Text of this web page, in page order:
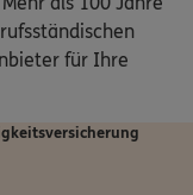
für Ihre